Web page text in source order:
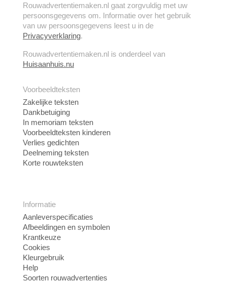
Rouwadvertentiemaken.nl gaat zorgvuldig met uw
persoonsgegevens om. Informatie over het gebruik
van uw persoonsgegevens leest u in de
Privacyverklaring.
Rouwadvertentiemaken.nl is onderdeel van
Huisaanhuis.nu
Voorbeeldteksten
Zakelijke teksten
Dankbetuiging
In memoriam teksten
Voorbeeldteksten kinderen
Verlies gedichten
Deelneming teksten
Korte rouwteksten
Informatie
Aanleverspecificaties
Afbeeldingen en symbolen
Krantkeuze
Cookies
Kleurgebruik
Help
Soorten rouwadvertenties